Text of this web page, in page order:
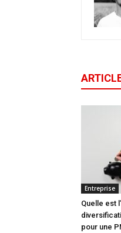
Entreprise
Quelle est
pour une